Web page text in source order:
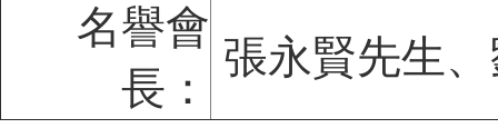
名譽會
長：
張永賢先生